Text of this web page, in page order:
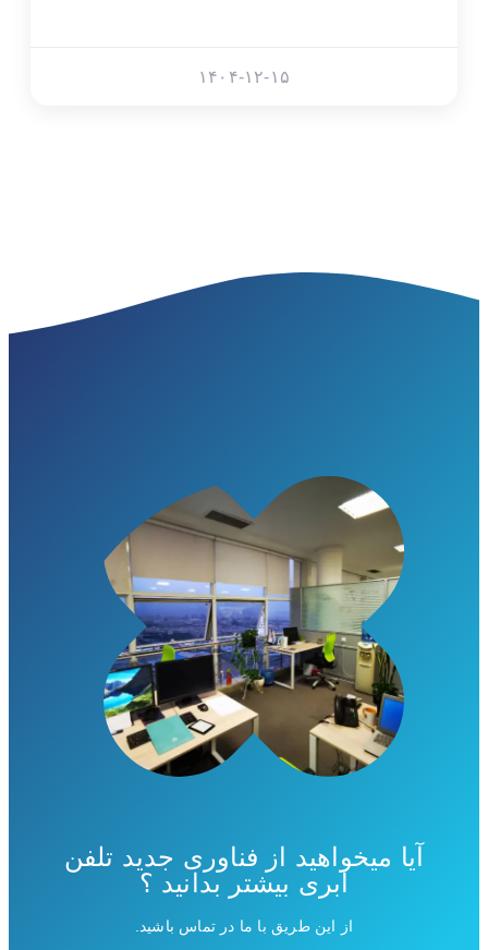
۱۴۰۴-۱۲-۱۵
آیا میخواهید از فناوری جدید تلفن
ابری بیشتر بدانید ؟
از این طریق با ما در تماس باشید.